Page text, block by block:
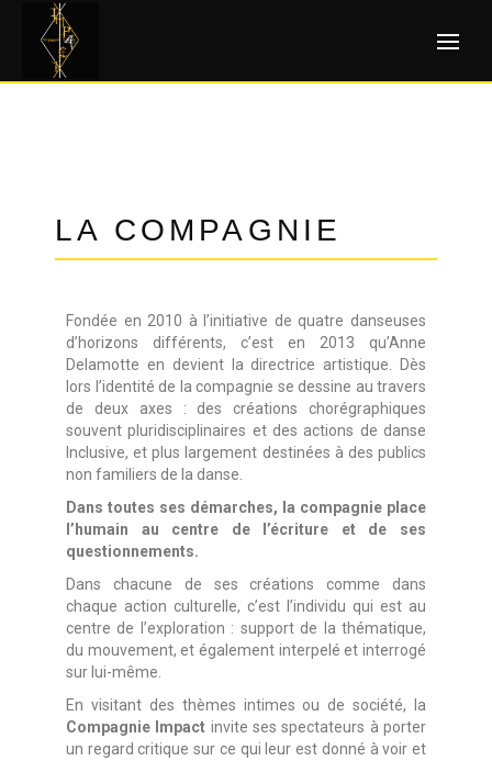
LA COMPAGNIE
Fondée en 2010 à l’initiative de quatre danseuses
d’horizons différents, c’est en 2013 qu’Anne
Delamotte en devient la directrice artistique. Dès
lors l’identité de la compagnie se dessine au travers
de deux axes : des créations chorégraphiques
souvent pluridisciplinaires et des actions de danse
Inclusive, et plus largement destinées à des publics
non familiers de la danse.
Dans toutes ses démarches, la compagnie place
l’humain au centre de l’écriture et de ses
questionnements.
Dans chacune de ses créations comme dans
chaque action culturelle, c’est l’individu qui est au
centre de l’exploration : support de la thématique,
du mouvement, et également interpelé et interrogé
sur lui-même.
En visitant des thèmes intimes ou de société, la
Compagnie Impact invite ses spectateurs à porter
un regard critique sur ce qui leur est donné à voir et